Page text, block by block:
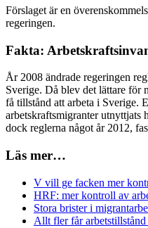
Förslaget är en
regeringen.
Fakta:
År 2008 ändrade regeringen
Sverige. Då blev det lättare för
få tillstånd att arbeta i Sverige.
arbetskraftsmigranter utnyttjats
dock reglerna något år 2012,
Läs mer…
V vill ge facken mer
HRF: mer kontroll av
Stora brister i
Allt fler får arbetstillstånd